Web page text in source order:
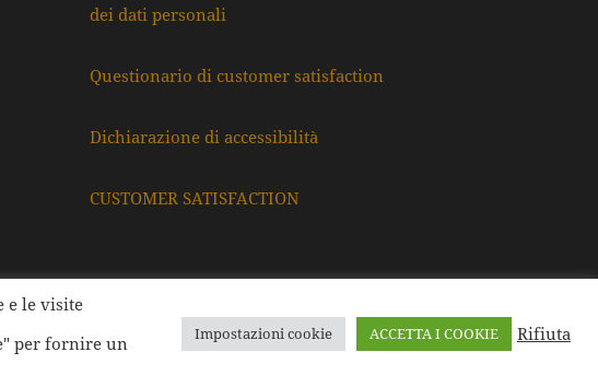
dei dati personali
Questionario di customer satisfaction
Dichiarazione di accessibilità
CUSTOMER SATISFACTION
| Cod.F. e P.Iva: 80009220395
e le visite
per fornire un
Impostazioni cookie ACCETTA I COOKIE Rifiuta